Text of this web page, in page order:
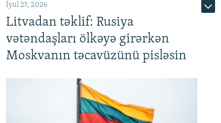
İyul 27, 2026
Litvadan təklif: Rusiya
vətəndaşları ölkəyə girərkən
Moskvanın təcavüzünü pisləsin